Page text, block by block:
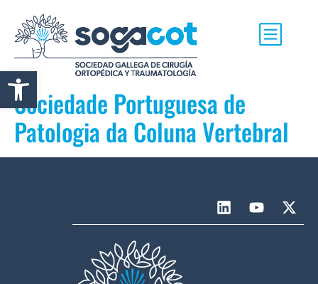
Abrir barra de herramientas
Sociedade Portuguesa de
Patologia da Coluna Vertebral